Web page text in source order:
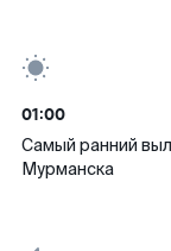
01:00
Самый ранний
Мурманска